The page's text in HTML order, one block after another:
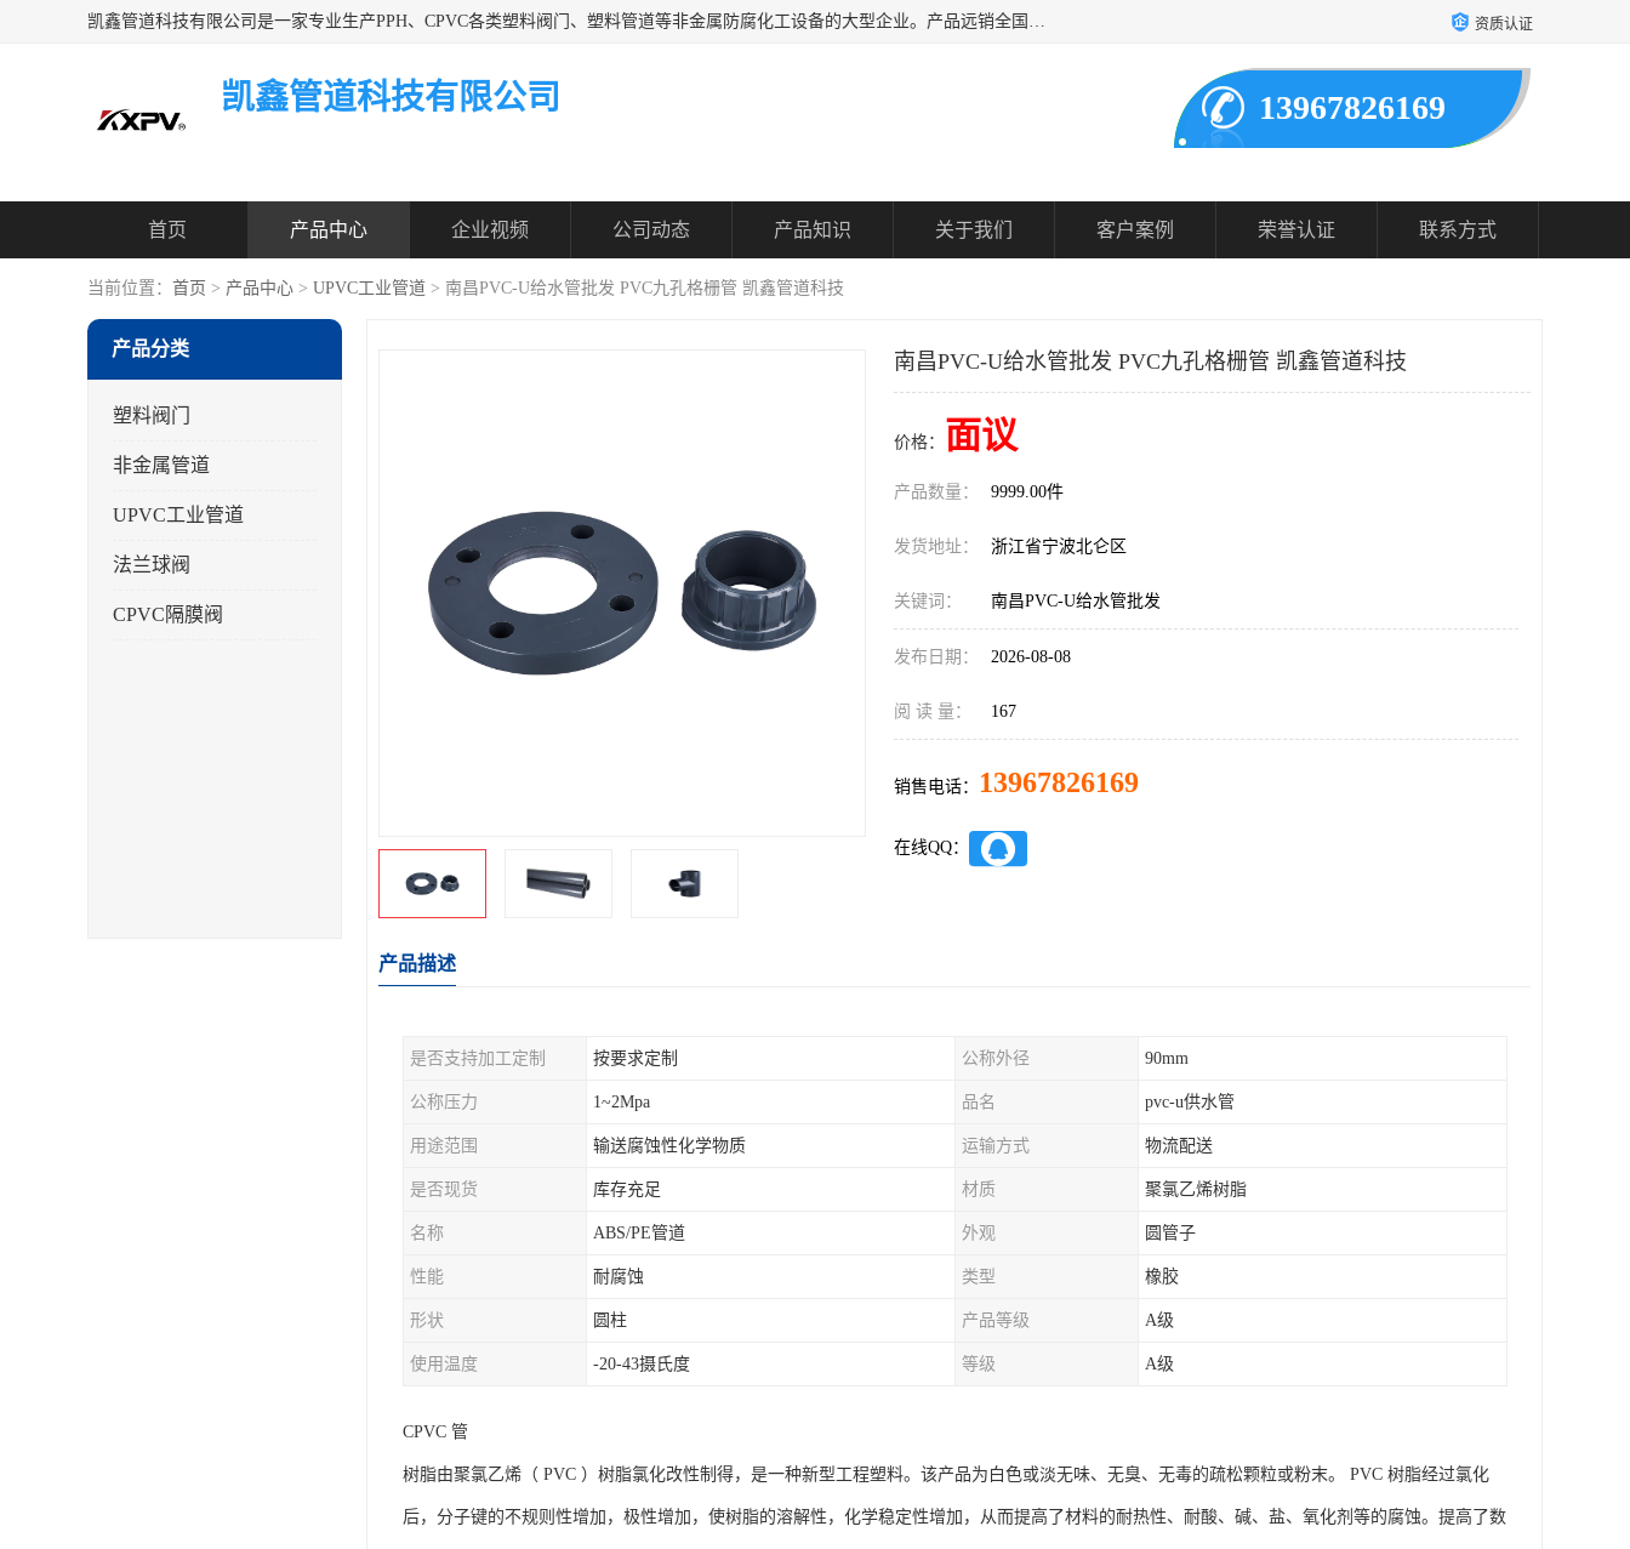
凯鑫管道科技有限公司是一家专业生产PPH、CPVC各类塑料阀门、塑料管道等非金属防腐化工设备的大型企业。产品远销全国三十一个省、市、自治区,广泛应用于化工、石油、氯碱、染料、制药、农药等行业，深受广大用户欢迎，是目前国内生产化工泵、阀门规模较大的生产基地之一。 资质认证
凯鑫管道科技有限公司 13967826169
首页 产品中心 企业视频 公司动态 产品知识 关于我们 客户案例 荣誉认证 联系方式
当前位置： 首页 > 产品中心 > UPVC工业管道 > 南昌PVC-U给水管批发 PVC九孔格栅管 凯鑫管道科技
产品分类
塑料阀门
非金属管道
UPVC工业管道
法兰球阀
CPVC隔膜阀
南昌PVC-U给水管批发 PVC九孔格栅管 凯鑫管道科技
价格： 面议
产品数量： 9999.00件
发货地址： 浙江省宁波北仑区
关键词： 南昌PVC-U给水管批发
发布日期： 2026-08-08
阅 读 量： 167
销售电话： 13967826169
在线QQ：
产品描述
是否支持加工定制 按要求定制 公称外径 90mm
公称压力 1~2Mpa 品名 pvc-u供水管
用途范围 输送腐蚀性化学物质 运输方式 物流配送
是否现货 库存充足 材质 聚氯乙烯树脂
名称 ABS/PE管道 外观 圆管子
性能 耐腐蚀 类型 橡胶
形状 圆柱 产品等级 A级
使用温度 -20-43摄氏度 等级 A级
CPVC 管
树脂由聚氯乙烯（ PVC ）树脂氯化改性制得，是一种新型工程塑料。该产品为白色或淡无味、无臭、无毒的疏松颗粒或粉末。 PVC 树脂经过氯化
后，分子键的不规则性增加，极性增加，使树脂的溶解性，化学稳定性增加，从而提高了材料的耐热性、耐酸、碱、盐、氧化剂等的腐蚀。提高了数